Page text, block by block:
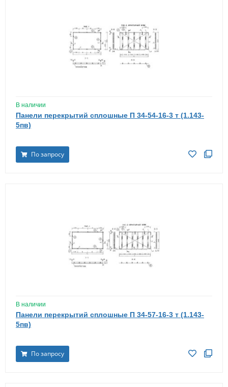
В наличии
Панели перекрытий сплошные П 34-54-16-3 т (1.143-
5пв)
По запросу
В наличии
Панели перекрытий сплошные П 34-57-16-3 т (1.143-
5пв)
По запросу